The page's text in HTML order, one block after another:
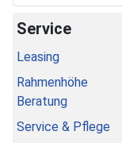
Service
Leasing
Rahmenhöhe
Beratung
Service & Pflege